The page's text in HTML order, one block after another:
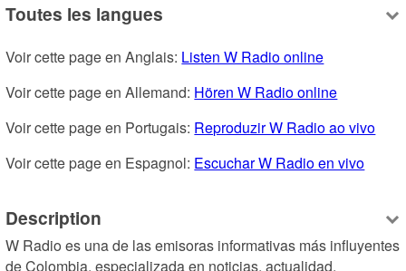
Toutes les langues
Voir cette page en Anglais: Listen W Radio online
Voir cette page en Allemand: Hören W Radio online
Voir cette page en Portugais: Reproduzir W Radio ao vivo
Voir cette page en Espagnol: Escuchar W Radio en vivo
Description
W Radio es una de las emisoras informativas más influyentes
de Colombia, especializada en noticias, actualidad,